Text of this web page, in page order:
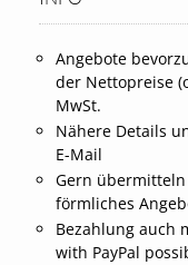
Angebote
der Nettopreise
MwSt.
Nähere Details
E-Mail
Gern
förmliches
Bezahlung auch
with PayPal